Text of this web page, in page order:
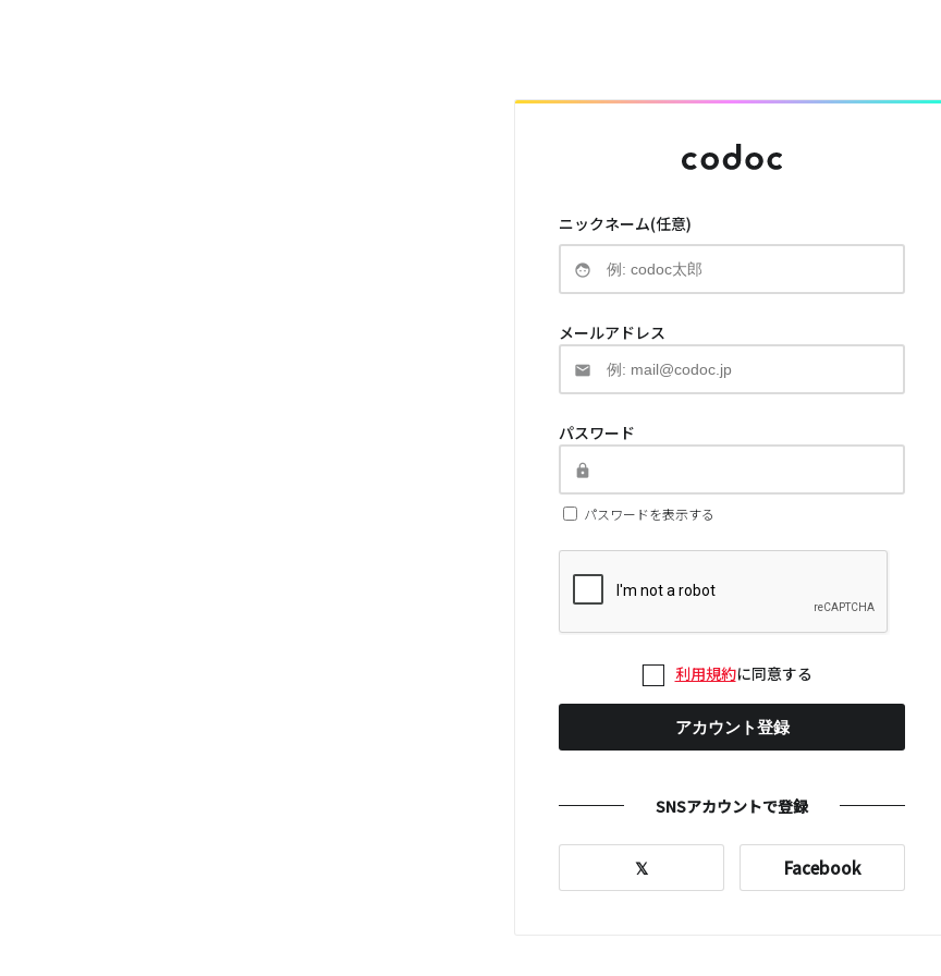
ニックネーム(任意)
メールアドレス
パスワード
パスワードを表示する
利用規約に同意する
アカウント登録
SNSアカウントで登録
𝕏 Facebook